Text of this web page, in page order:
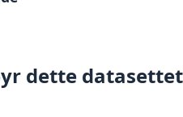
dette datasettet